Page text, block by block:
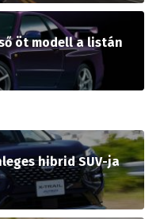
öt modell a listán
hibrid SUV-ja